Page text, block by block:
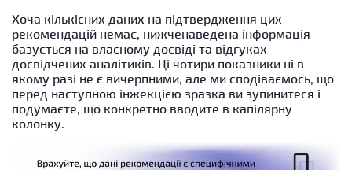
Хоча кількісних даних на підтвердження цих
рекомендацій немає, нижченаведена інформація
базується на власному досвіді та відгуках
досвідчених аналітиків. Ці чотири показники ні в
якому разі не є вичерпними, але ми сподіваємось, що
перед наступною інжекцією зразка ви зупинитеся і
подумаєте, що конкретно вводите в капілярну
колонку.